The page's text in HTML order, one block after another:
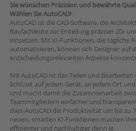
Sie wünschen Präzision und bewährte
Wählen Sie AutoCAD!
AutoCAD ist die CAD-Software, die
Baufachleute zur Erstellung präziser 2D-
einsetzen. Mit KI-Funktionen, die tägliche
automatisieren, können sich Designer auf
entscheidungsrelevanten Aspekte
Mit AutoCAD ist das Teilen und Bearbeiten
Echtzeit auf jedem Gerät, an jedem Ort
und macht damit die Zusammenarbeit
Teammitgliedern einfacher und
dass AutoCAD die Produktivität um bis zu
neuen, smarten KI-Funktionen machen
effizienter und nachhaltiger denn je.